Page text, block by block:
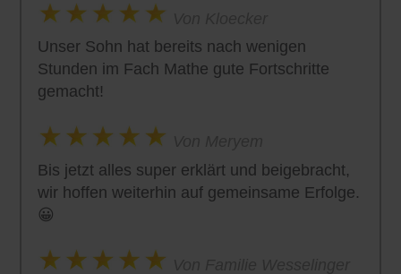
Unser Sohn hat bereits nach wenigen
Stunden im Fach Mathe gute Fortschritte
gemacht!
Bis jetzt alles super erklärt und beigebracht,
wir hoffen weiterhin auf gemeinsame Erfolge.
😀